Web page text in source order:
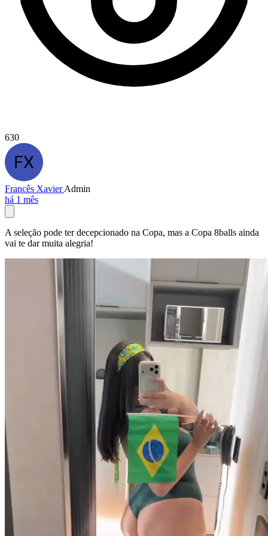
630
Francês XavierAdmin
há 1 mês
A seleção pode ter decepcionado na Copa, mas a Copa 8balls ainda
vai te dar muita alegria!